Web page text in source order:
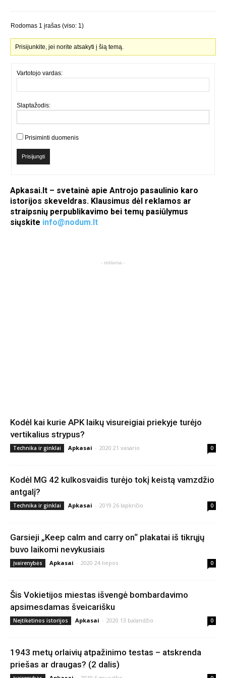
Rodomas 1 įrašas (viso: 1)
Prisijunkite, jei norite atsakyti į šią temą.
Vartotojo vardas:
Slaptažodis:
Prisiminti duomenis
Prisijungti
Apkasai.lt – svetainė apie Antrojo pasaulinio karo
istorijos skeveldras. Klausimus dėl reklamos ar
straipsnių perpublikavimo bei temų pasiūlymus
siųskite info@nodum.lt
- reklama -
Kodėl kai kurie APK laikų visureigiai priekyje turėjo
vertikalius strypus?
Technika ir ginklai Apkasai - 2020 21 vasario 0
Kodėl MG 42 kulkosvaidis turėjo tokį keistą vamzdžio
antgalį?
Technika ir ginklai Apkasai - 2019 26 lapkričio 0
Garsieji „Keep calm and carry on“ plakatai iš tikrųjų
buvo laikomi nevykusiais
Įvairenybės Apkasai - 2020 24 liepos 0
Šis Vokietijos miestas išvengė bombardavimo
apsimesdamas šveicarišku
Neįtikėtinos istorijos Apkasai - 2020 13 balandžio 0
1943 metų orlaivių atpažinimo testas – atskrenda
priešas ar draugas? (2 dalis)